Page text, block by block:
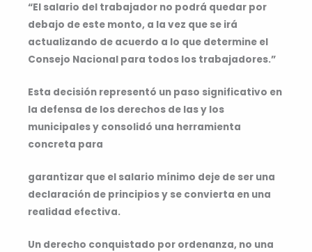
“El salario del trabajador no podrá quedar por
debajo de este monto, a la vez que se irá
actualizando de acuerdo a lo que determine el
Consejo Nacional para todos los trabajadores.”
Esta decisión representó un paso significativo en
la defensa de los derechos de las y los
municipales y consolidó una herramienta
concreta para
garantizar que el salario mínimo deje de ser una
declaración de principios y se convierta en una
realidad efectiva.
Un derecho conquistado por ordenanza, no una